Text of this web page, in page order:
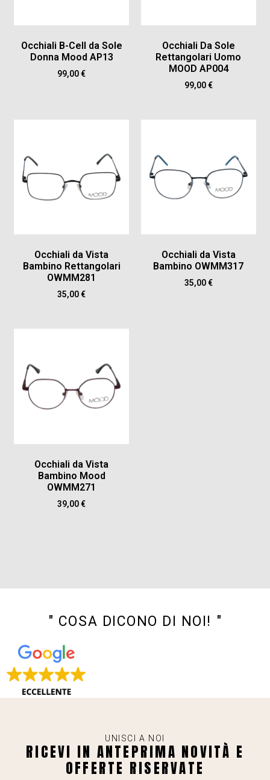
Occhiali B-Cell da Sole
Donna Mood AP13
99,00€
Occhiali Da Sole
Rettangolari Uomo
MOOD AP004
99,00€
Occhiali da Vista
Bambino Rettangolari
OWMM281
35,00€
Occhiali da Vista
Bambino OWMM317
35,00€
Occhiali da Vista
Bambino Mood
OWMM271
39,00€
" COSA DICONO DI NOI! "
UNISCI A NOI
RICEVI IN ANTEPRIMA NOVITÀ E
OFFERTE RISERVATE